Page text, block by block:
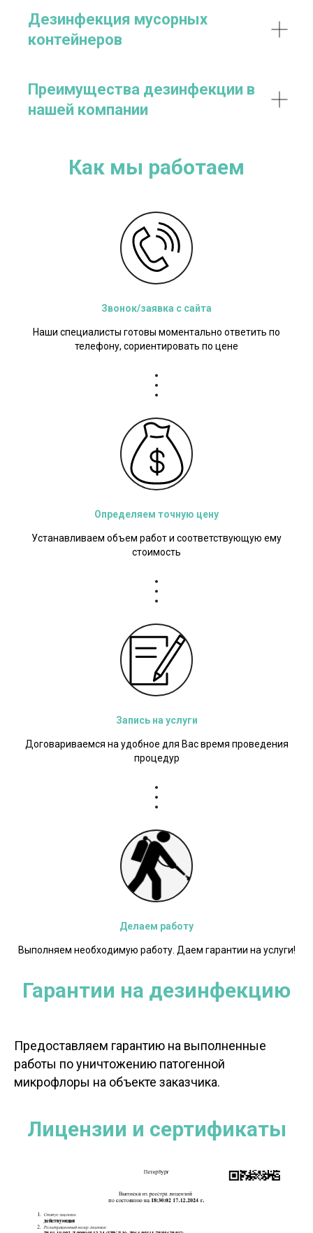
Дезинфекция мусорных
контейнеров
Преимущества дезинфекции в
нашей компании
Как мы работаем
Звонок/заявка с сайта
Наши специалисты готовы моментально ответить по
телефону, сориентировать по цене
Определяем точную цену
Устанавливаем объем работ и соответствующую ему
стоимость
Запись на услуги
Договариваемся на удобное для Вас время проведения
процедур
Делаем работу
Выполняем необходимую работу. Даем гарантии на услуги!
Гарантии на дезинфекцию
Предоставляем гарантию на выполненные
работы по уничтожению патогенной
микрофлоры на объекте заказчика.
Лицензии и сертификаты